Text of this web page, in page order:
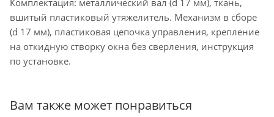
вшитый пластиковый утяжелитель. Механизм в сборе
(d 17 мм), пластиковая цепочка управления, крепление
на откидную створку окна без сверления, инструкция
по установке.
Вам также может понравиться